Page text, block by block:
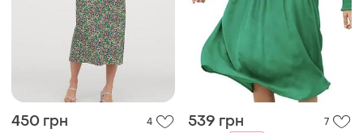
450 грн 4 539 грн 7